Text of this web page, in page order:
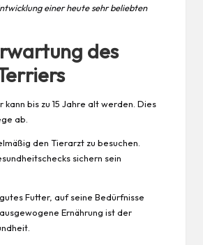
einer heute sehr beliebten
des
bis zu 15 Jahre alt werden. Dies
ab.
den Tierarzt zu besuchen.
sichern sein
Futter, auf seine Bedürfnisse
Ernährung ist der